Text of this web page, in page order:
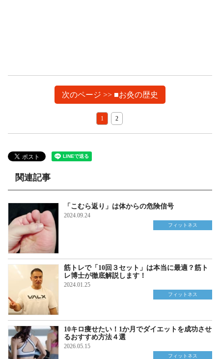
次のページ >> ■お灸の歴史
1 2
関連記事
「こむら返り」は体からの危険信号
2024.09.24
フィットネス
筋トレで「10回３セット」は本当に最適？筋ト
レ博士が徹底解説します！
2024.01.25
フィットネス
10キロ痩せたい！1か月でダイエットを成功させ
るおすすめ方法４選
2026.05.15
フィットネス